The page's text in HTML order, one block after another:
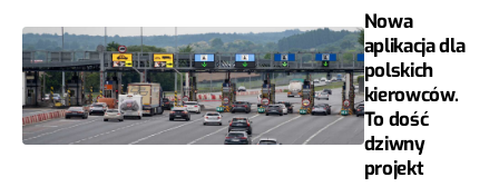
Nowa
aplikacja dla
polskich
kierowców.
To dość
dziwny
projekt